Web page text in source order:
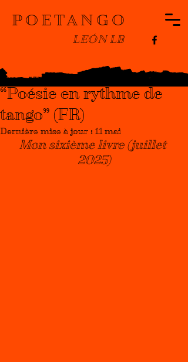
POETANGO
LEÓN LB
“Poésie en rythme de
tango” (FR)
Léon Lévy Bencheton
29 août 2025
Dernière mise à jour : 11 mai
Mon sixième livre (juillet
2025)